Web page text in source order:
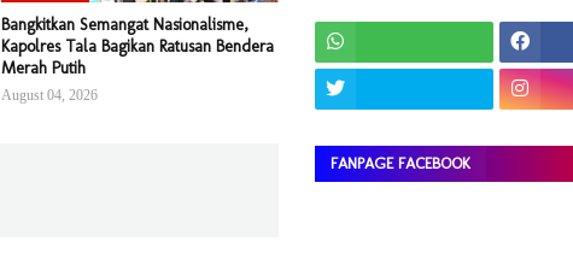
Bangkitkan Semangat Nasionalisme,
Kapolres Tala Bagikan Ratusan Bendera
Merah Putih
August 04, 2026
FANPAGE FACEBOOK